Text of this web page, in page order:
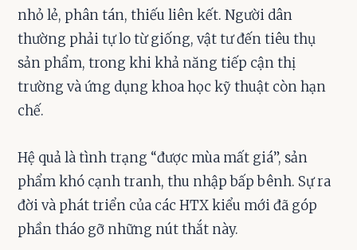
nhỏ lẻ, phân tán, thiếu liên kết. Người dân
thường phải tự lo từ giống, vật tư đến tiêu thụ
sản phẩm, trong khi khả năng tiếp cận thị
trường và ứng dụng khoa học kỹ thuật còn hạn
chế.
Hệ quả là tình trạng “được mùa mất giá”, sản
phẩm khó cạnh tranh, thu nhập bấp bênh. Sự ra
đời và phát triển của các HTX kiểu mới đã góp
phần tháo gỡ những nút thắt này.